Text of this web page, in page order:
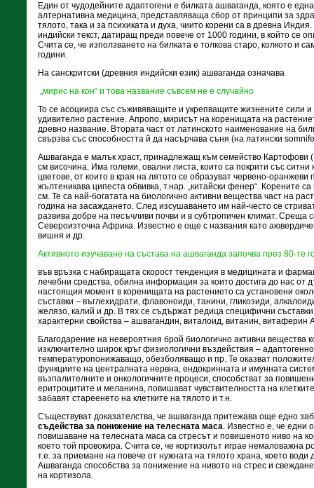
Един от чудодейните адаптогени е билката ашваганда, която е
алтернативна медицина, представляваща сбор от принципи за
тялото, така и за психиката и духа, чиито корени са в древна
индийски текст, датиращ преди повече от 1000 години, в който се
Счита се, че използването на билката е толкова старо, колкото и
години.
На санскритски (древния индийски език) ашваганда означава
„мирис на кон“ и това название съвсем не е случайно
То се асоциира със съживяващите и укрепващите жизнените сили и
удивително растение. Апропо, мирисът на коренищата на
древно название. Втората част от латинското наименование на
свързва със способността й да насърчава съня (на латински
Ашваганда е малък храст, принадлежащ към семейство Картофови
см височина. Има големи, овални листа, които са покрити със
цветове, от които в края на лятото се образуват червено-оранжеви
жълтеникава ципеста обвивка, т.нар. „китайски фенер“. Корените
см. Те са най-богатата на био­логично активни вещества част на
година на засаждането. След изсушаването им най-често се
развива добре на песъчливи почви и в субтропичен климат. Среща
Североизточна Африка. Известно е още с названия като
вишня и др.
Активното изучаване на състава на ашваганда започва през 80-те
във връзка с набиращата скорост тенденция в медицината и
лечебни средства, обилна информация за които достига до нас от
настоящия момент в коренищата на растението са установени
съставки – въглехидрати, флавоноиди, танини, гликозиди,
желязо, калий и др. В тях се съдържат редица специфични
характерни свойства – ашвагандин, виталоид, витанин,
Благодарение на невероятния брой био­логично активни вещества
изключително широк кръг физиологични въздействия –
температуропонижаващо, обезболяващо и пр. Те оказват
функциите на централната нервна, ендокринната и имунната
възпалителните и онкологичните процеси, способстват за
еритроцитите и меланина, повишават чувствителността на
забавят стареенето на клетките на тялото и т.н.
Съществуват доказателства, че ашваганда притежава още едно
съдейства за понижение на телесната маса. Известно е, че едни
повишаване на телесната маса са стресът и повишеното ниво на
което той провокира. Счита се, че кортизолът играе немаловажна
т.е. за приемане на повече от нужната на тялото храна, което
Ашваганда способства за понижение на нивото на стрес и
на кортизола.